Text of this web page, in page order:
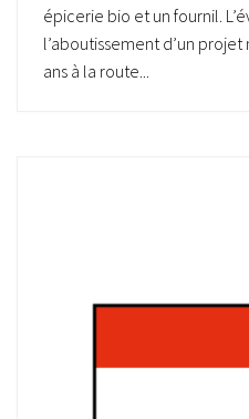
épicerie bio et un fournil.
l’aboutissement d’un
ans à la route...